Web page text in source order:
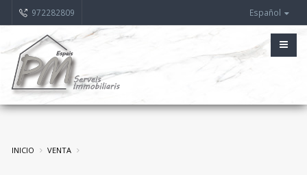
972282809 Español
INICIO VENTA